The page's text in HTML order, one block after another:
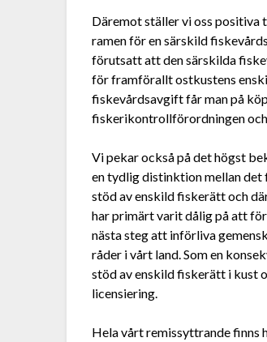
Däremot ställer vi oss
ramen för en särskild
förutsatt att den särskilda
för framförallt ostkustens
fiskevårdsavgift får man på
fiskerikontrollförordningen och
Vi pekar också på det högst
en tydlig distinktion mellan det
stöd av enskild fiskerätt och
har primärt varit dålig på att
nästa steg att införliva
råder i vårt land. Som en
stöd av enskild fiskerätt i kust
licensiering.
Hela vårt remissyttrande finns